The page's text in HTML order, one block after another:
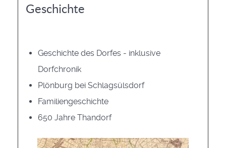
Geschichte
Geschichte des Dorfes - inklusive
Dorfchronik
Plönburg bei Schlagsülsdorf
Familiengeschichte
650 Jahre Thandorf